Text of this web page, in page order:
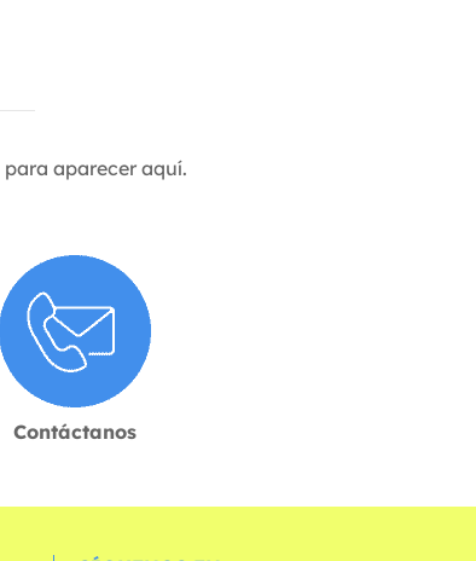
para aparecer aquí.
Contáctanos